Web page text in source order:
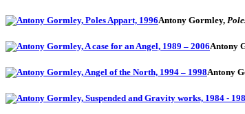
Antony Gormley,
Antony
Antony